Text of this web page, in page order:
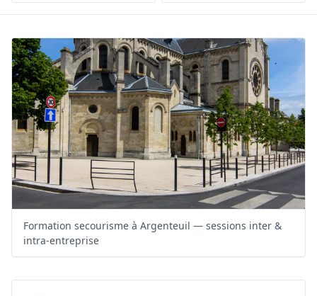
Formation secourisme à Argenteuil — sessions inter &
intra-entreprise